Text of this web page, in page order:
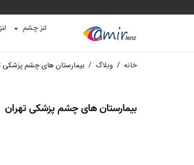
لنز چشم
خانه / وبلاگ / بیمارستان های چشم پزشکی
بیمارستان های چشم پزشکی تهران